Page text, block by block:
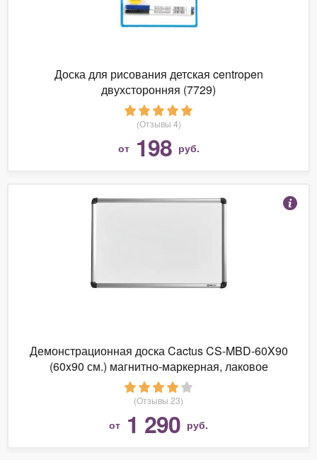
Доска для рисования детская centropen
двухсторонняя (7729)
(Отзывы 4)
от 198 руб.
Демонстрационная доска Cactus CS-MBD-60X90
(60x90 см.) магнитно-маркерная, лаковое
покрытие, алюминиевая рама
(Отзывы 23)
от 1 290 руб.